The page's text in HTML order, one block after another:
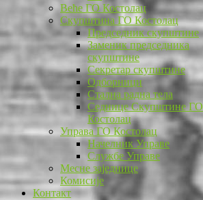
Веће ГО Костолац
Скупштина ГО Костолац
Председник скупштине
Заменик председника
скупштине
Секретар скупштине
Одборници
Стална радна тела
Седнице Скупштине ГО
Костолац
Управа ГО Костолац
Начелник Управе
Службе Управе
Месне заједнице
Комисије
Контакт